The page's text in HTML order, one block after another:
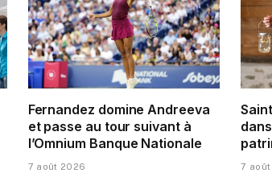
Fernandez domine Andreeva
et passe au tour suivant à
l’Omnium Banque Nationale
7 août 2026 7